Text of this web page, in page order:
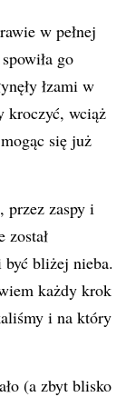
w pełnej
go
łzami w
kroczyć, wciąż
się już
przez zaspy i
został
być bliżej nieba.
każdy krok
i na który
(a zbyt blisko